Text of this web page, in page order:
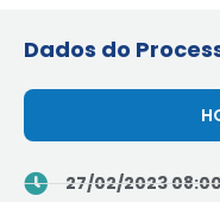
Dados do
27/02/2023 08:00